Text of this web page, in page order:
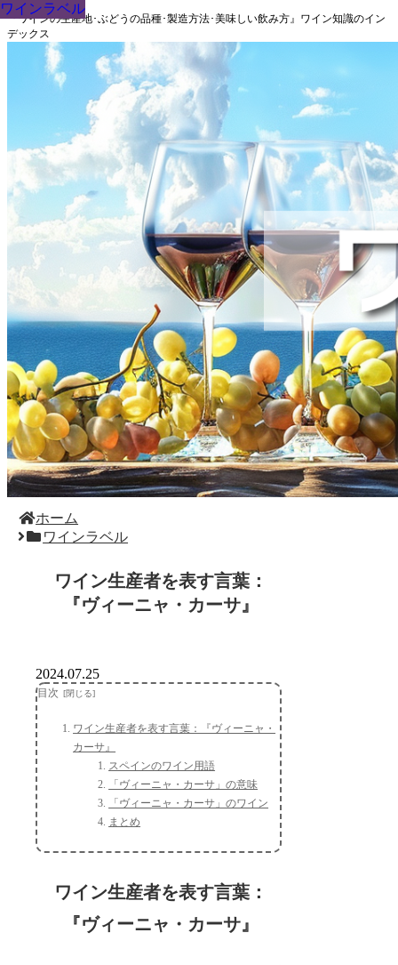
『ワインの生産地･ぶどうの品種･製造方法･美味しい飲み方』ワイン知識のイン
デックス
ホーム
ワインラベル
ワイン生産者を表す言葉：
『ヴィーニャ・カーサ』
ワインラベル
2024.07.25
目次
ワイン生産者を表す言葉：『ヴィーニャ・
カーサ』
スペインのワイン用語
「ヴィーニャ・カーサ」の意味
「ヴィーニャ・カーサ」のワイン
まとめ
ワイン生産者を表す言葉：
『ヴィーニャ・カーサ』
ワインラベル
ワインラベル
ワインラベル
ワインラベル
ワインラベル
ワインラベル
ワインラベル
ワインラベル